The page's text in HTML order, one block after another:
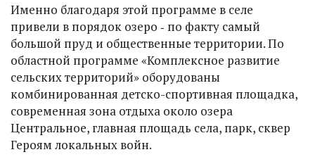
Именно благодаря этой программе в селе
привели в порядок озеро ‑ по факту самый
большой пруд и общественные территории. По
областной программе «Комплексное развитие
сельских территорий» оборудованы
комбинированная детско-спортивная площадка,
современная зона отдыха около озера
Центральное, главная площадь села, парк, сквер
Героям локальных войн.